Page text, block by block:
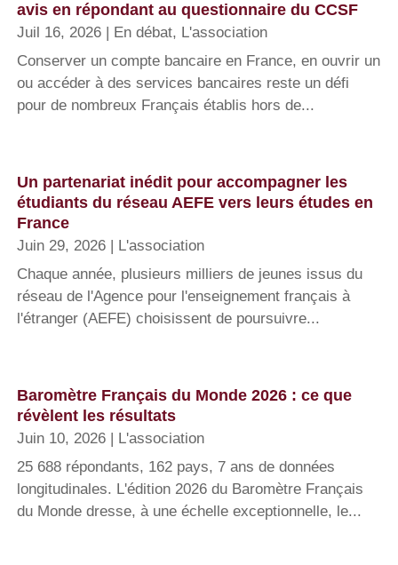
avis en répondant au questionnaire du CCSF
Juil 16, 2026 En débat, L'association
Conserver un compte bancaire en France, en ouvrir un
ou accéder à des services bancaires reste un défi
pour de nombreux Français établis hors de...
Un partenariat inédit pour accompagner les
étudiants du réseau AEFE vers leurs études en
France
Juin 29, 2026
L'association
Chaque année, plusieurs milliers de jeunes issus du
réseau de l'Agence pour l'enseignement français à
l'étranger (AEFE) choisissent de poursuivre...
Baromètre Français du Monde 2026 : ce que
révèlent les résultats
Juin 10, 2026
L'association
25 688 répondants, 162 pays, 7 ans de données
longitudinales. L'édition 2026 du Baromètre Français
du Monde dresse, à une échelle exceptionnelle, le...